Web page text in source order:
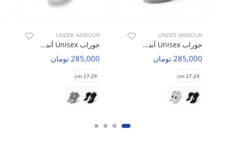
UNDER ARMOUR
جوراب Unisex آندر آرمور Pado U
285,000 تومان
27-29 cm
UNDER ARMOUR
جوراب Unisex آندر آرمور Pado U
285,000 تومان
27-29 cm